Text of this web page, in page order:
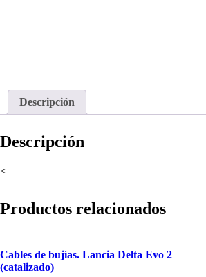
Descripción
Descripción
<
Productos relacionados
Cables de bujías. Lancia Delta Evo 2
(catalizado)